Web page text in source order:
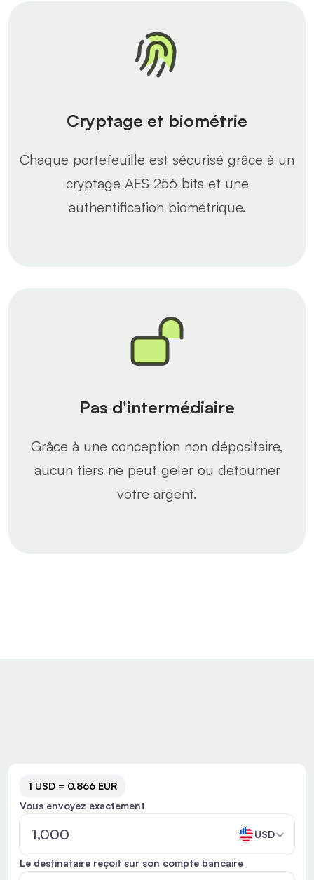
Cryptage et biométrie
Chaque portefeuille est sécurisé grâce à un
cryptage AES 256 bits et une
authentification biométrique.
Pas d'intermédiaire
Grâce à une conception non dépositaire,
aucun tiers ne peut geler ou détourner
votre argent.
1 USD = 0.866 EUR
Vous envoyez exactement
USD
Le destinataire reçoit sur son compte bancaire